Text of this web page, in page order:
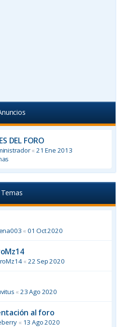
DEL FORO
«21 Ene 2013
Temas
« 01 Oct 2020
« 22 Sep 2020
«23 Ago 2020
al foro
« 13 Ago 2020